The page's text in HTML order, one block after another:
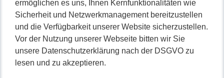
ermöglichen es uns, Ihnen Kernfunktionalitäten wie
Sicherheit und Netzwerkmanagement bereitzustellen
und die Verfügbarkeit unserer Website sicherzustellen.
Vor der Nutzung unserer Webseite bitten wir Sie
unsere Datenschutzerklärung nach der DSGVO zu
lesen und zu akzeptieren.
0234 / 904 8115